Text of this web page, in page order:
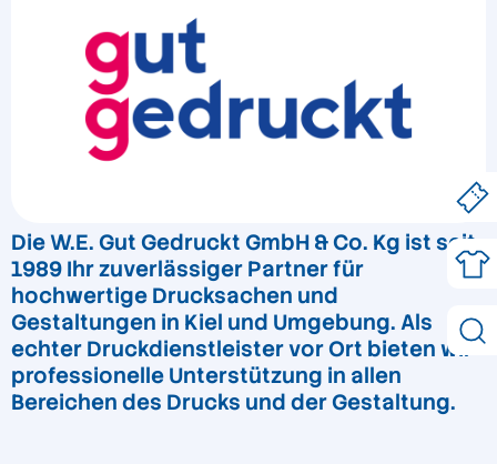
Die W.E. Gut Gedruckt GmbH & Co. Kg ist seit
1989 Ihr zuverlässiger Partner für
hochwertige Drucksachen und
Gestaltungen in Kiel und Umgebung. Als
echter Druckdienstleister vor Ort bieten wir
professionelle Unterstützung in allen
Bereichen des Drucks und der Gestaltung.